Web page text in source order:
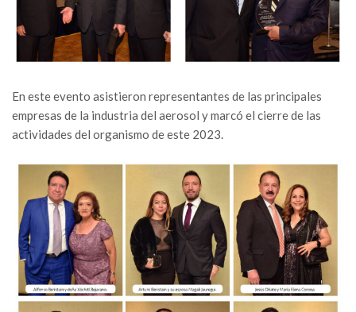
En este evento asistieron representantes de las principales
empresas de la industria del aerosol y marcó el cierre de las
actividades del organismo de este 2023.